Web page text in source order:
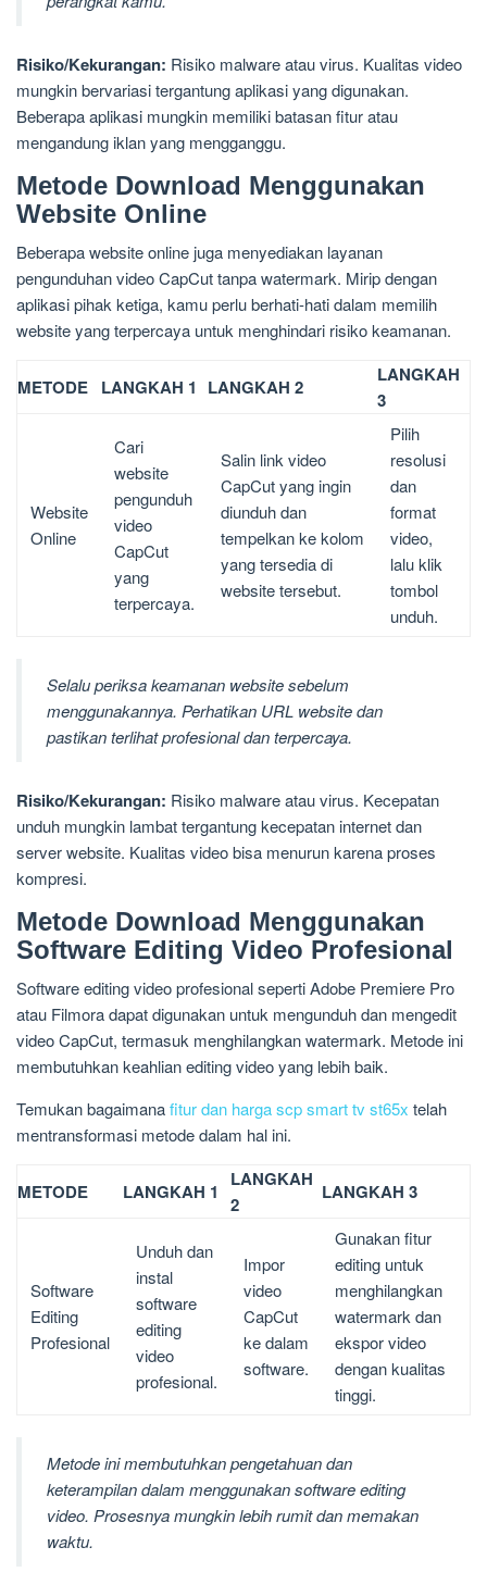
Risiko/Kekurangan: Risiko malware atau virus. Kualitas video
mungkin bervariasi tergantung aplikasi yang digunakan.
Beberapa aplikasi mungkin memiliki batasan fitur atau
mengandung iklan yang mengganggu.
Metode Download Menggunakan
Website Online
Beberapa website online juga menyediakan layanan
pengunduhan video CapCut tanpa watermark. Mirip dengan
aplikasi pihak ketiga, kamu perlu berhati-hati dalam memilih
website yang terpercaya untuk menghindari risiko keamanan.
METODE LANGKAH 1 LANGKAH 2
LANGKAH
3
Website
Online
Cari
website
pengunduh
video
CapCut
yang
terpercaya.
Salin link video
CapCut yang ingin
diunduh dan
tempelkan ke kolom
yang tersedia di
website tersebut.
Pilih
resolusi
dan
format
video,
lalu klik
tombol
unduh.
Selalu periksa keamanan website sebelum
menggunakannya. Perhatikan URL website dan
pastikan terlihat profesional dan terpercaya.
Risiko/Kekurangan: Risiko malware atau virus. Kecepatan
unduh mungkin lambat tergantung kecepatan internet dan
server website. Kualitas video bisa menurun karena proses
kompresi.
Metode Download Menggunakan
Software Editing Video Profesional
Software editing video profesional seperti Adobe Premiere Pro
atau Filmora dapat digunakan untuk mengunduh dan mengedit
video CapCut, termasuk menghilangkan watermark. Metode ini
membutuhkan keahlian editing video yang lebih baik.
Temukan bagaimanafitur dan harga scp smart tv st65x telah
mentransformasi metode dalam hal ini.
METODE LANGKAH 1
LANGKAH
2
LANGKAH 3
Software
Editing
Profesional
Unduh dan
instal
software
editing
video
profesional.
Impor
video
CapCut
ke dalam
software.
Gunakan fitur
editing untuk
menghilangkan
watermark dan
ekspor video
dengan kualitas
tinggi.
Metode ini membutuhkan pengetahuan dan
keterampilan dalam menggunakan software editing
video. Prosesnya mungkin lebih rumit dan memakan
waktu.